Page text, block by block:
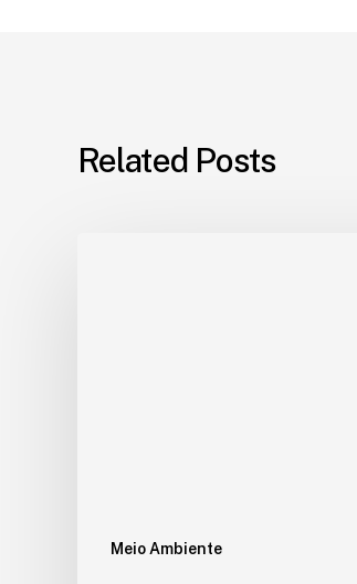
Related Posts
Meio Ambiente